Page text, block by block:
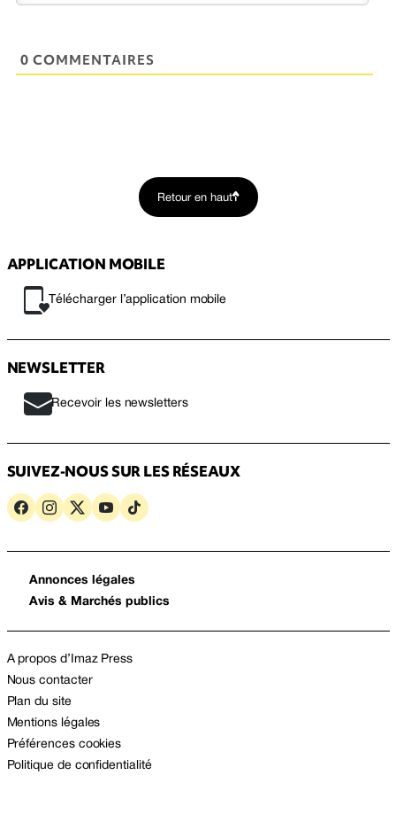
0 COMMENTAIRES
Retour en haut
APPLICATION MOBILE
Télécharger l’application mobile
NEWSLETTER
Recevoir les newsletters
SUIVEZ-NOUS SUR LES RÉSEAUX
Annonces légales
Avis & Marchés publics
A propos d’Imaz Press
Nous contacter
Plan du site
Mentions légales
Préférences cookies
Politique de confidentialité